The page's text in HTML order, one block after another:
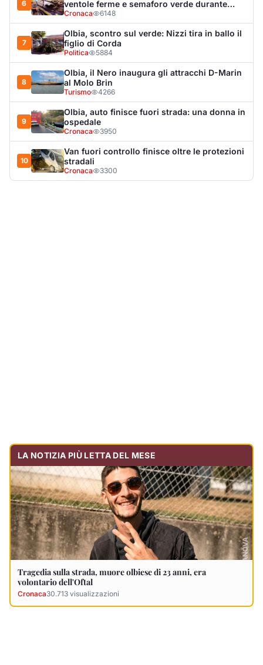
6
ventole ferme e semaforo verde durante
l’incendio dell'auto
Cronaca 6148
7
Olbia, scontro sul verde: Nizzi tira in ballo il
figlio di Corda
Politica 5884
8
Olbia, il Nero inaugura gli attracchi D-Marin
al Molo Brin
Turismo 4266
9
Olbia, auto finisce fuori strada: una donna in
ospedale
Cronaca 3950
10
Van fuori controllo finisce oltre le protezioni
stradali
Cronaca 3300
LA NOTIZIA PIÙ LETTA DEL MESE
Tragedia sulla strada, muore olbiese di 23 anni, era
volontario dell'Oftal
Cronaca30.713 visualizzazioni